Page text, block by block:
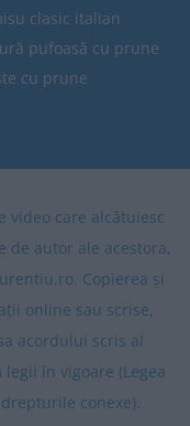
clasic italian
pufoasă cu prune
cu prune
video care alcătuiesc
autor ale acestora,
Copierea și
online sau scrise,
acordului scris al
în vigoare (Legea
conexe).